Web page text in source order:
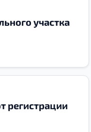
участка
регистрации